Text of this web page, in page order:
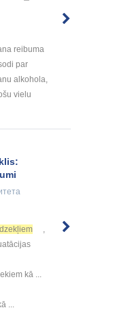
reibuma
par
alkohola,
vielu
,
kā ...
...